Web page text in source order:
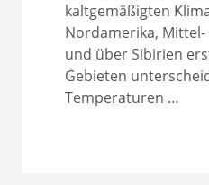
kaltgemäßigten
Nordamerika,
und über Sibirien
Gebieten
Temperaturen …